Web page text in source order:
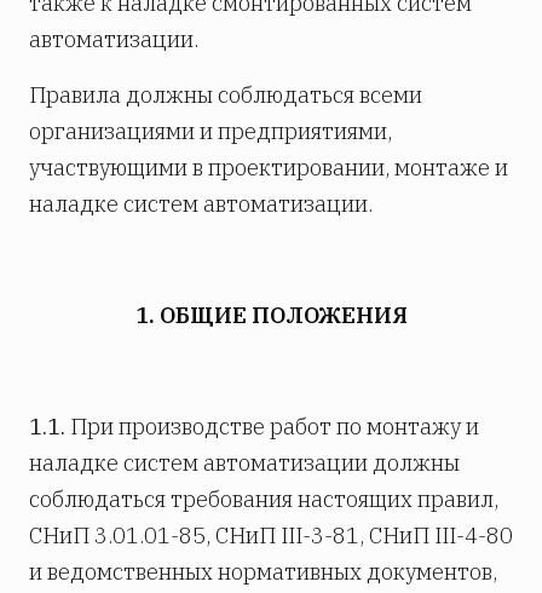
автоматизации.
Правила должны соблюдаться всеми
организациями и предприятиями,
участвующими в проектировании, монтаже и
наладке систем автоматизации.
1. ОБЩИЕ ПОЛОЖЕНИЯ
1.1. При производстве работ по монтажу и
наладке систем автоматизации должны
соблюдаться требования настоящих правил,
СНиП 3.01.01-85, СНиП III-3-81, СНиП III-4-80
и ведомственных нормативных документов,